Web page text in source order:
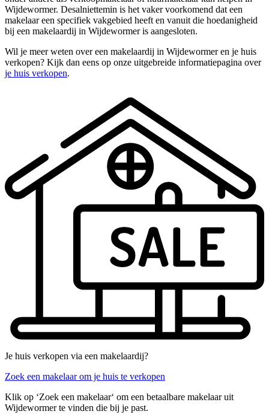
Wijdewormer. Desalniettemin is het vaker voorkomend dat een
makelaar een specifiek vakgebied heeft en vanuit die hoedanigheid
bij een makelaardij in Wijdewormer is aangesloten.
Wil je meer weten over een makelaardij in Wijdewormer en je huis
verkopen? Kijk dan eens op onze uitgebreide informatiepagina over
je huis verkopen.
Je huis verkopen via een makelaardij?
Zoek een makelaar om je huis te verkopen
Klik op ‘Zoek een makelaar‘ om een betaalbare makelaar uit
Wijdewormer te vinden die bij je past.